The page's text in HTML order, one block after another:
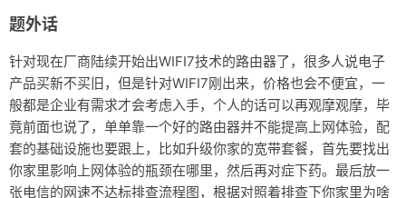
题外话
针对现在厂商陆续开始出WIFI7技术的路由器了，很多人说电子
产品买新不买旧，但是针对WIFI7刚出来，价格也会不便宜，一
般都是企业有需求才会考虑入手，个人的话可以再观摩观摩，毕
竟前面也说了，单单靠一个好的路由器并不能提高上网体验，配
套的基础设施也要跟上，比如升级你家的宽带套餐，首先要找出
你家里影响上网体验的瓶颈在哪里，然后再对症下药。最后放一
张电信的网速不达标排查流程图，根据对照着排查下你家里为啥